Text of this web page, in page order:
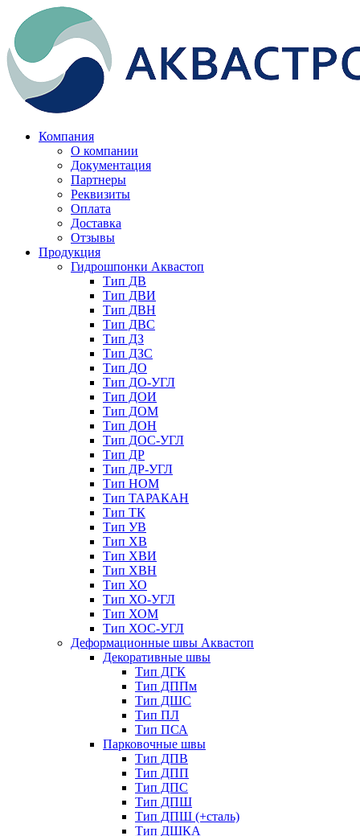
Компания
О компании
Документация
Партнеры
Реквизиты
Оплата
Доставка
Отзывы
Продукция
Гидрошпонки Аквастоп
Тип ДВ
Тип ДВИ
Тип ДВН
Тип ДВС
Тип ДЗ
Тип ДЗС
Тип ДО
Тип ДО-УГЛ
Тип ДОИ
Тип ДОМ
Тип ДОН
Тип ДОС-УГЛ
Тип ДР
Тип ДР-УГЛ
Тип НОМ
Тип ТАРАКАН
Тип ТК
Тип УВ
Тип ХВ
Тип ХВИ
Тип ХВН
Тип ХО
Тип ХО-УГЛ
Тип ХОМ
Тип ХОС-УГЛ
Деформационные швы Аквастоп
Декоративные швы
Тип ДГК
Тип ДППм
Тип ДШС
Тип ПЛ
Тип ПСА
Парковочные швы
Тип ДПВ
Тип ДПП
Тип ДПС
Тип ДПШ
Тип ДПШ (+сталь)
Тип ДШКА